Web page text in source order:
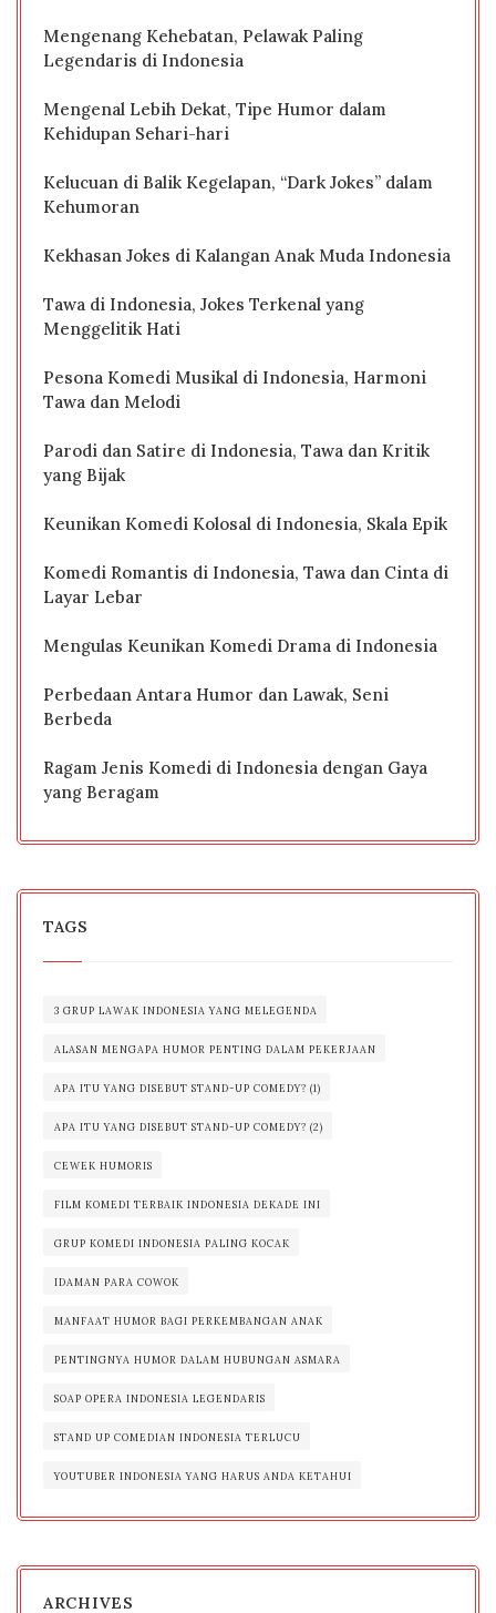
Mengenang Kehebatan, Pelawak Paling
Legendaris di Indonesia
Mengenal Lebih Dekat, Tipe Humor dalam
Kehidupan Sehari-hari
Kelucuan di Balik Kegelapan, “Dark Jokes” dalam
Kehumoran
Kekhasan Jokes di Kalangan Anak Muda Indonesia
Tawa di Indonesia, Jokes Terkenal yang
Menggelitik Hati
Pesona Komedi Musikal di Indonesia, Harmoni
Tawa dan Melodi
Parodi dan Satire di Indonesia, Tawa dan Kritik
yang Bijak
Keunikan Komedi Kolosal di Indonesia, Skala Epik
Komedi Romantis di Indonesia, Tawa dan Cinta di
Layar Lebar
Mengulas Keunikan Komedi Drama di Indonesia
Perbedaan Antara Humor dan Lawak, Seni
Berbeda
Ragam Jenis Komedi di Indonesia dengan Gaya
yang Beragam
TAGS
3 GRUP LAWAK INDONESIA YANG MELEGENDA
ALASAN MENGAPA HUMOR PENTING DALAM PEKERJAAN
APA ITU YANG DISEBUT STAND-UP COMEDY? (1)
APA ITU YANG DISEBUT STAND-UP COMEDY? (2)
CEWEK HUMORIS
FILM KOMEDI TERBAIK INDONESIA DEKADE INI
GRUP KOMEDI INDONESIA PALING KOCAK
IDAMAN PARA COWOK
MANFAAT HUMOR BAGI PERKEMBANGAN ANAK
PENTINGNYA HUMOR DALAM HUBUNGAN ASMARA
SOAP OPERA INDONESIA LEGENDARIS
STAND UP COMEDIAN INDONESIA TERLUCU
YOUTUBER INDONESIA YANG HARUS ANDA KETAHUI
ARCHIVES